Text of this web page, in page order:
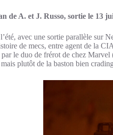
de A. et J. Russo, sortie le 13
avec une sortie parallèle sur
de mecs, entre agent de la
par le duo de frérot de chez
plutôt de la baston bien